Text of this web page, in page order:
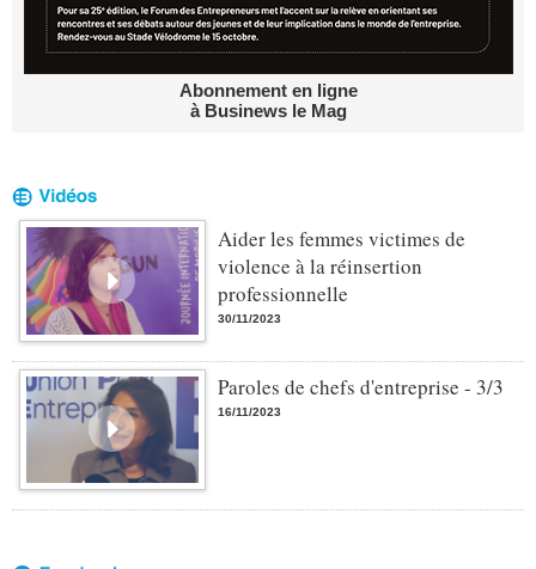
Abonnement en ligne
à Businews le Mag
Aider les femmes victimes de
violence à la réinsertion
professionnelle
30/11/2023
Paroles de chefs d'entreprise - 3/3
16/11/2023